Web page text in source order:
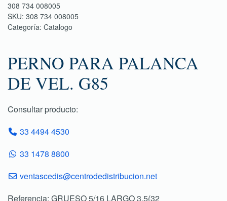
308 734 008005
SKU: 308 734 008005
Categoría: Catalogo
PERNO PARA PALANCA
DE VEL. G85
Consultar producto:
33 4494 4530
33 1478 8800
ventascedis@centrodedistribucion.net
Referencia: GRUESO 5/16 LARGO 3.5(32